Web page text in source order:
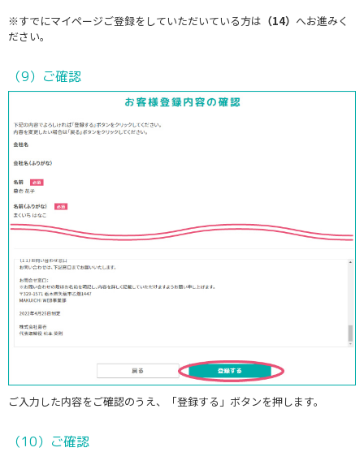
※すでにマイページご登録をしていただいている方は （14） へお進みく
ださい。
（9）ご確認
ご入力した内容をご確認のうえ、「登録する」ボタンを押します。
（10）ご確認